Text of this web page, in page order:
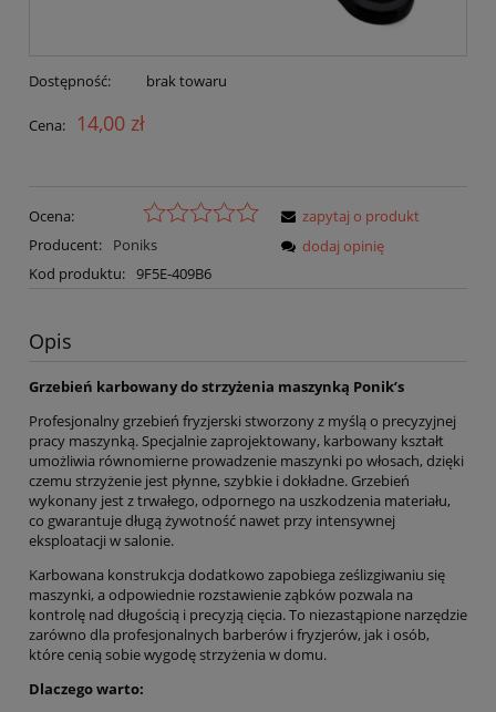
Dostępność: brak towaru
Cena: 14,00 zł
Ocena:
Producent:
Poniks
Kod produktu: 9F5E-409B6
zapytaj o produkt
dodaj opinię
Opis
Grzebień karbowany do strzyżenia maszynką Ponik’s
Profesjonalny grzebień fryzjerski stworzony z myślą o precyzyjnej
pracy maszynką. Specjalnie zaprojektowany, karbowany kształt
umożliwia równomierne prowadzenie maszynki po włosach, dzięki
czemu strzyżenie jest płynne, szybkie i dokładne. Grzebień
wykonany jest z trwałego, odpornego na uszkodzenia materiału,
co gwarantuje długą żywotność nawet przy intensywnej
eksploatacji w salonie.
Karbowana konstrukcja dodatkowo zapobiega ześlizgiwaniu się
maszynki, a odpowiednie rozstawienie ząbków pozwala na
kontrolę nad długością i precyzją cięcia. To niezastąpione narzędzie
zarówno dla profesjonalnych barberów i fryzjerów, jak i osób,
które cenią sobie wygodę strzyżenia w domu.
Dlaczego warto: